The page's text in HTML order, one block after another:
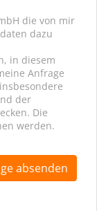
die von mir
dazu
in diesem
Anfrage
der
Die
werden.
absenden